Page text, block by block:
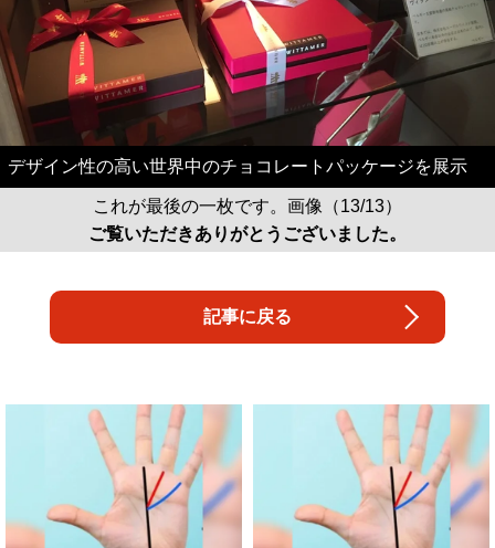
デザイン性の高い世界中のチョコレートパッケージを展示
これが最後の一枚です。画像（13/13）
ご覧いただきありがとうございました。
記事に戻る